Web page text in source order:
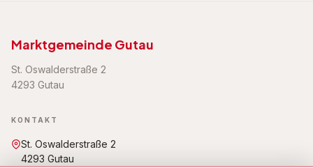
Marktgemeinde Gutau
St. Oswalderstraße 2
4293 Gutau
KONTAKT
St. Oswalderstraße 2
4293 Gutau